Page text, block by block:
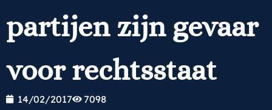
partijen zijn gevaar
voor rechtsstaat
14/02/2017 7098